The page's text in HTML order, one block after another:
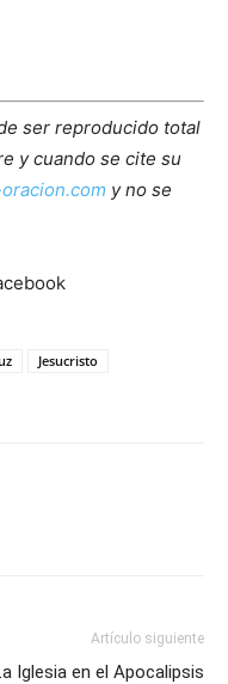
ser reproducido total
y cuando se cite su
y no se
Jesucristo
Artículo siguiente
Iglesia en el Apocalipsis